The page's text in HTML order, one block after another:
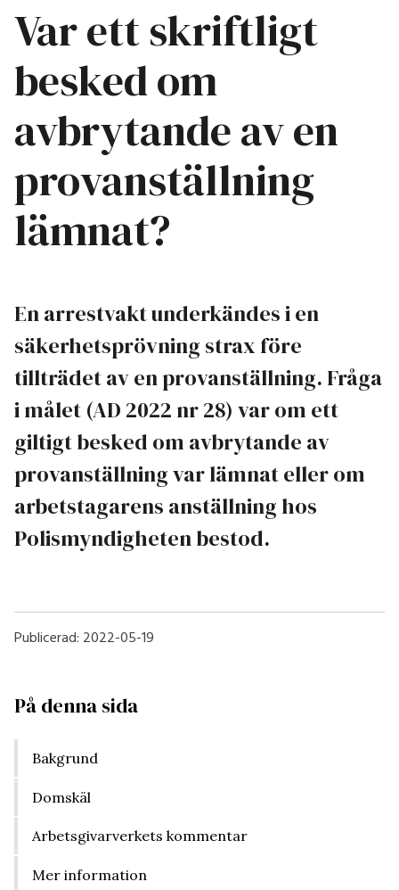
Var ett skriftligt
besked om
avbrytande av en
provanställning
lämnat?
En arrestvakt underkändes i en
säkerhetsprövning strax före
tillträdet av en provanställning. Fråga
i målet (AD 2022 nr 28) var om ett
giltigt besked om avbrytande av
provanställning var lämnat eller om
arbetstagarens anställning hos
Polismyndigheten bestod.
Publicerad: 2022-05-19
På denna sida
Bakgrund
Domskäl
Arbetsgivarverkets kommentar
Mer information